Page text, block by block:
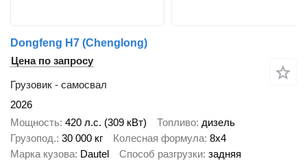
Dongfeng H7 (Chenglong)
Цена по запросу
Грузовик - самосвал
2026
Мощность 420 л.с. (309 кВт) Топливо дизель
Грузопод. 30 000 кг Колесная формула 8x4
Марка кузова Dautel Способ разгрузки задняя